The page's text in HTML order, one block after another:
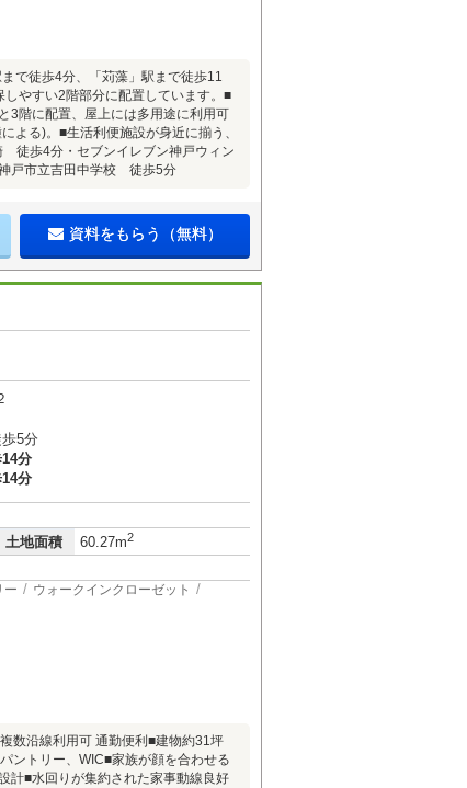
で徒歩4分、「苅藻」駅まで徒歩11
やすい2階部分に配置しています。■
3階に配置、屋上には多用途に利用可
よる)。■生活利便施設が身近に揃う、
徒歩4分・セブンイレブン神戸ウィン
戸市立吉田中学校 徒歩5分
資料をもらう（無料）
5分
分
分
土地面積 60.27m2
ー ウォークインクローゼット
数沿線利用可 通勤便利■建物約31坪
ントリー、WIC■家族が顔を合わせる
計■水回りが集約された家事動線良好